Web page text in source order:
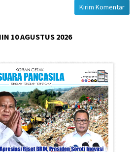
10 AGUSTUS 2026